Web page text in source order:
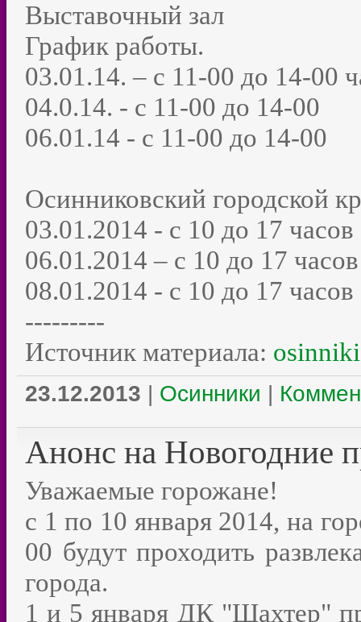
Выставочный зал
График работы.
03.01.14. – с 11-00 до 14-00
04.0.14. - с 11-00 до 14-00
06.01.14 - с 11-00 до 14-00
Осинниковский городской
03.01.2014 - с 10 до 17 часов
06.01.2014 – с 10 до 17 часов
08.01.2014 - с 10 до 17 часов
---------
Источник материала:
23.12.2013 | Осинники |
Анонс на Новогодние
Уважаемые горожане!
с 1 по 10 января 2014, на
00 будут проходить
города.
1 и 5 января ДК "Шахтер"